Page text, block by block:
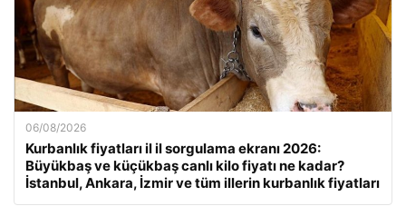
06/08/2026
Kurbanlık fiyatları il il sorgulama ekranı 2026:
Büyükbaş ve küçükbaş canlı kilo fiyatı ne kadar?
İstanbul, Ankara, İzmir ve tüm illerin kurbanlık fiyatları